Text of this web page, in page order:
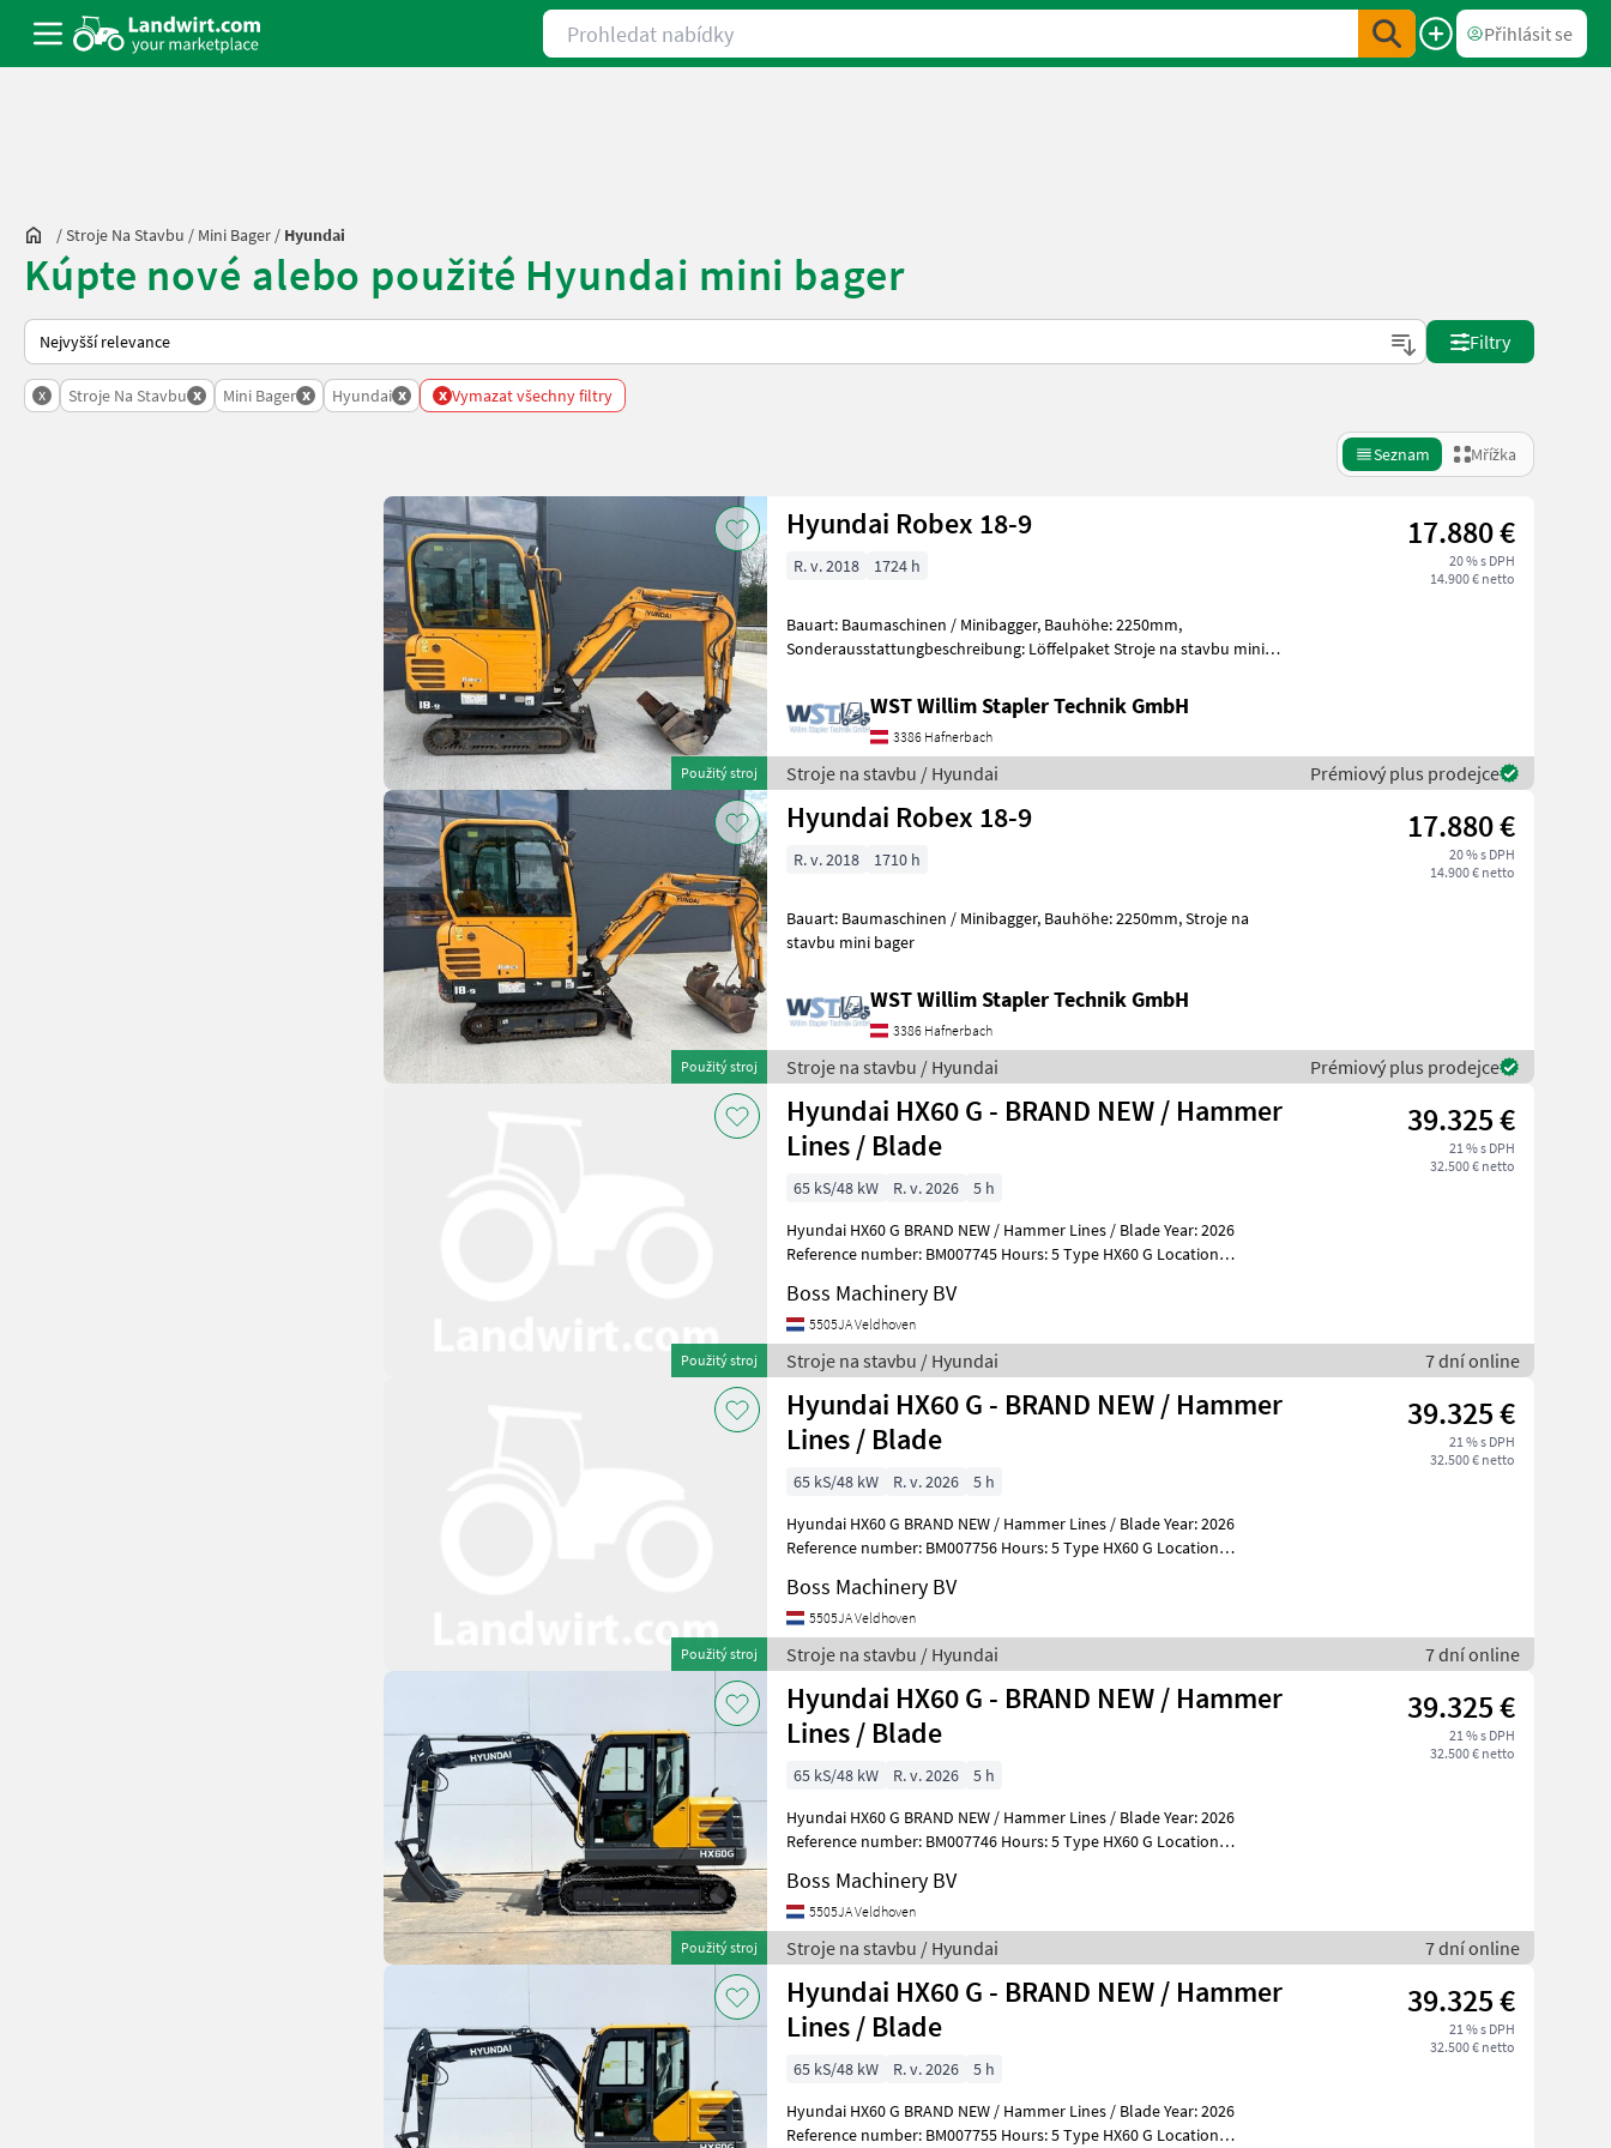
Prohledat nabídky
Přihlásit se
/Stroje Na Stavbu / Mini Bager / Hyundai
Kúpte nové alebo použité Hyundai mini bager
Takto se řadí nabídky na Landwirt.com
Filtry
x Stroje Na Stavbu x Mini Bager x Hyundai x x Vymazat všechny filtry
Seznam Mřížka
Použitý stroj
Hyundai Robex 18-9 17.880 €
20 % s DPH
14.900 € netto
R. v. 2018 1724 h
Bauart: Baumaschinen / Minibagger, Bauhöhe: 2250mm,
Sonderausstattungbeschreibung: Löffelpaket Stroje na stavbu mini
WST Willim Stapler Technik GmbH
3386 Hafnerbach
Stroje na stavbu / Hyundai Prémiový plus prodejce
Použitý stroj
Hyundai Robex 18-9 17.880 €
20 % s DPH
14.900 € netto
R. v. 2018 1710 h
Bauart: Baumaschinen / Minibagger, Bauhöhe: 2250mm, Stroje na
stavbu mini bager
WST Willim Stapler Technik GmbH
3386 Hafnerbach
Stroje na stavbu / Hyundai Prémiový plus prodejce
Použitý stroj
Hyundai HX60 G - BRAND NEW / Hammer
Lines / Blade
39.325 €
21 % s DPH
32.500 € netto
65 kS/48 kW R. v. 2026
5 h
Hyundai HX60 G BRAND NEW / Hammer Lines / Blade Year: 2026
Reference number: BM007745 Hours: 5 Type HX60 G Location
Boss Machinery BV
5505JA Veldhoven
Stroje na stavbu / Hyundai 7 dní online
Použitý stroj
Hyundai HX60 G - BRAND NEW / Hammer
Lines / Blade
39.325 €
21 % s DPH
32.500 € netto
65 kS/48 kW R. v. 2026
5 h
Hyundai HX60 G BRAND NEW / Hammer Lines / Blade Year: 2026
Reference number: BM007756 Hours: 5 Type HX60 G Location
Boss Machinery BV
5505JA Veldhoven
Stroje na stavbu / Hyundai 7 dní online
Použitý stroj
Hyundai HX60 G - BRAND NEW / Hammer
Lines / Blade
39.325 €
21 % s DPH
32.500 € netto
65 kS/48 kW R. v. 2026
5 h
Hyundai HX60 G BRAND NEW / Hammer Lines / Blade Year: 2026
Reference number: BM007746 Hours: 5 Type HX60 G Location
Boss Machinery BV
5505JA Veldhoven
Stroje na stavbu / Hyundai 7 dní online
Hyundai HX60 G - BRAND NEW / Hammer
Lines / Blade
39.325 €
21 % s DPH
32.500 € netto
65 kS/48 kW R. v. 2026
5 h
Hyundai HX60 G BRAND NEW / Hammer Lines / Blade Year: 2026
Reference number: BM007755 Hours: 5 Type HX60 G Location